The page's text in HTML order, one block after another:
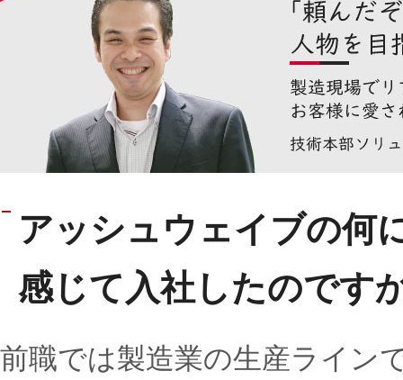
アッシュウェイブの何
感じて入社したのです
前職では製造業の生産ライン